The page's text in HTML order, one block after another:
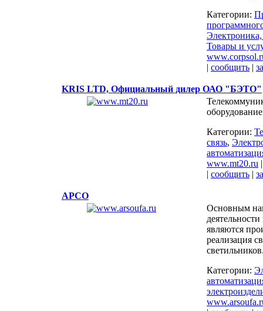
Категории:
Товары и
| сообщить |
KRIS LTD, Официальный дилер ОАО "БЭТО"
оборудование
Категории:
связь,
www.mt20.ru
| сообщить |
АРСО
Основным
являются
реализация
Категории: